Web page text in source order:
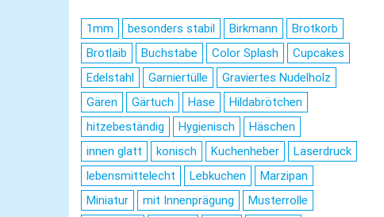
1mm besonders stabil Birkmann
Brotkorb
Brotlaib
Buchstabe Color Splash
Cupcakes
Edelstahl
Garniertülle
Graviertes Nudelholz
Gären
Gärtuch Hase
Hildabrötchen
hitzebeständig
Hygienisch
Häschen
innen glatt
konisch Kuchenheber
Laserdruck
lebensmittelecht
Lebkuchen
Marzipan
Miniatur
mit Innenprägung
Musterrolle